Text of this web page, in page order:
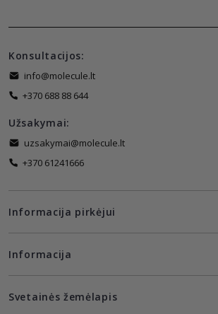
Konsultacijos:
info@molecule.lt
+370 688 88 644
Užsakymai:
uzsakymai@molecule.lt
+370 61241666
Informacija pirkėjui
Informacija
Svetainės žemėlapis